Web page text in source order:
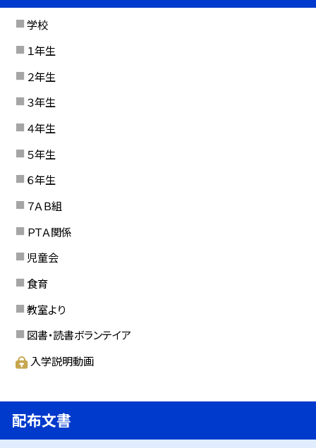
学校
１年生
２年生
３年生
４年生
５年生
６年生
７ＡＢ組
ＰＴＡ関係
児童会
食育
教室より
図書・読書ボランテイア
入学説明動画
配布文書